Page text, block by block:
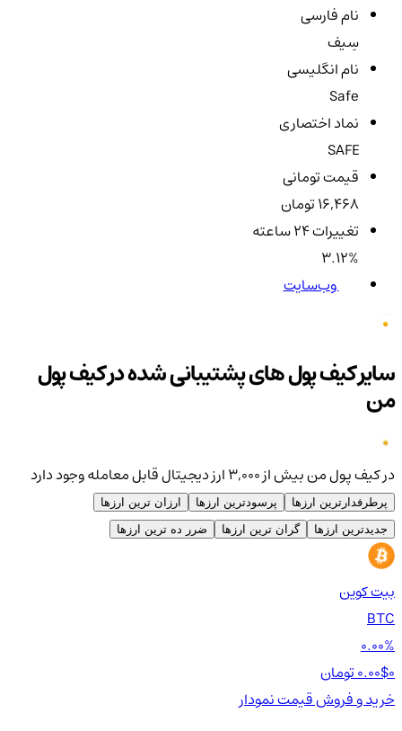
نام فارسی
سِیف
نام انگلیسی
Safe
نماد اختصاری
SAFE
قیمت تومانی
16,468 تومان
تغییرات ۲۴ ساعته
3.12%
وب‌سایت
سایر کیف پول های پشتیبانی شده در کیف پول
من
در کیف پول من بیش از ۳,۰۰۰ ارز دیجیتال قابل معامله وجود دارد
پرطرفدارترین ارزها پرسودترین ارزها
ارزان ترین ارزها
جدیدترین ارزها
گران ترین ارزها ضرر ده ترین ارزها
بیت کوین
BTC
0.00%
0.00$
خرید و فروشقیمتنمودار